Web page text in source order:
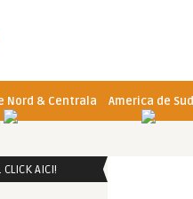
Nord & Centrala America de Sud
AICI!